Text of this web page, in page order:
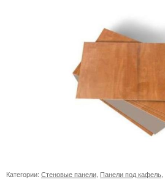
Категории: Стеновые панели Панели под кафель